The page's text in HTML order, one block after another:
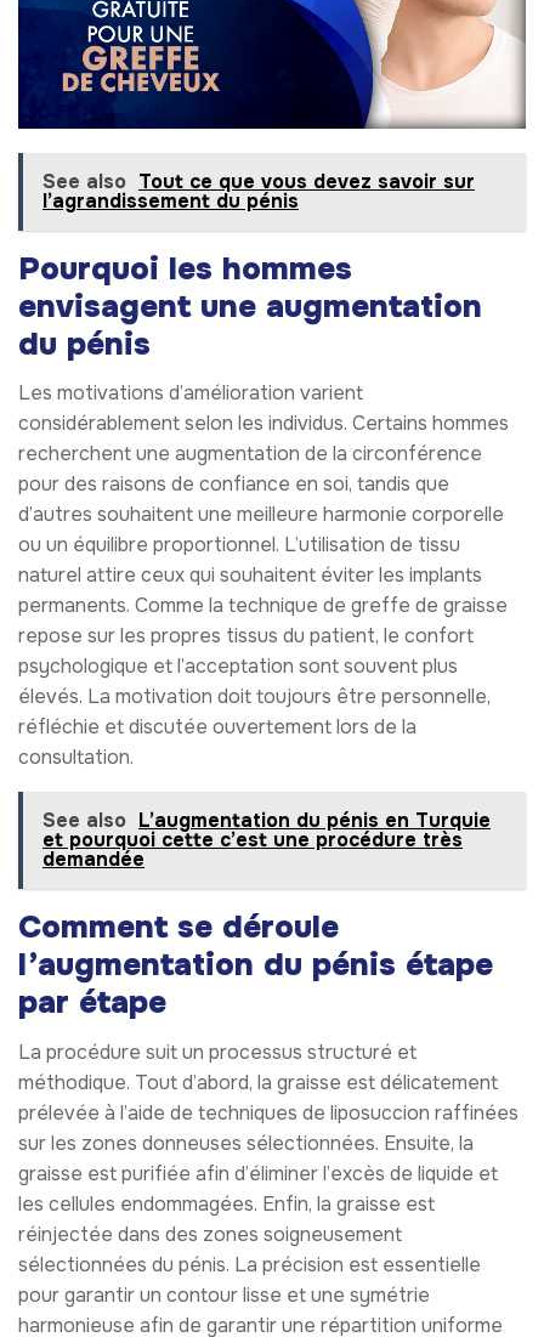
See also Tout ce que vous devez savoir sur
l’agrandissement du pénis
Pourquoi les hommes
envisagent une augmentation
du pénis
Les motivations d’amélioration varient
considérablement selon les individus. Certains hommes
recherchent une augmentation de la circonférence
pour des raisons de confiance en soi, tandis que
d’autres souhaitent une meilleure harmonie corporelle
ou un équilibre proportionnel. L’utilisation de tissu
naturel attire ceux qui souhaitent éviter les implants
permanents. Comme la technique de greffe de graisse
repose sur les propres tissus du patient, le confort
psychologique et l’acceptation sont souvent plus
élevés. La motivation doit toujours être personnelle,
réfléchie et discutée ouvertement lors de la
consultation.
See also L’augmentation du pénis en Turquie
et pourquoi cette c’est une procédure très
demandée
Comment se déroule
l’augmentation du pénis étape
par étape
La procédure suit un processus structuré et
méthodique. Tout d’abord, la graisse est délicatement
prélevée à l’aide de techniques de liposuccion raffinées
sur les zones donneuses sélectionnées. Ensuite, la
graisse est purifiée afin d’éliminer l’excès de liquide et
les cellules endommagées. Enfin, la graisse est
réinjectée dans des zones soigneusement
sélectionnées du pénis. La précision est essentielle
pour garantir un contour lisse et une symétrie
harmonieuse afin de garantir une répartition uniforme